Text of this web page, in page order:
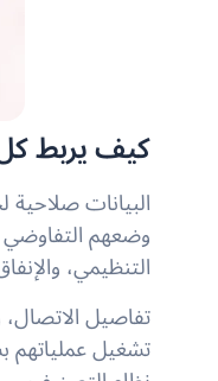
كيف يربط
البيانات صلاحية
وضعهم التفاوضي
التنظيمي،
تفاصيل
تشغيل